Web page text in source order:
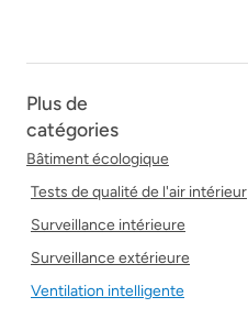
Plus de
catégories
Bâtiment écologique
Tests de qualité de l'air intérieur
Surveillance intérieure
Surveillance extérieure
Ventilation intelligente